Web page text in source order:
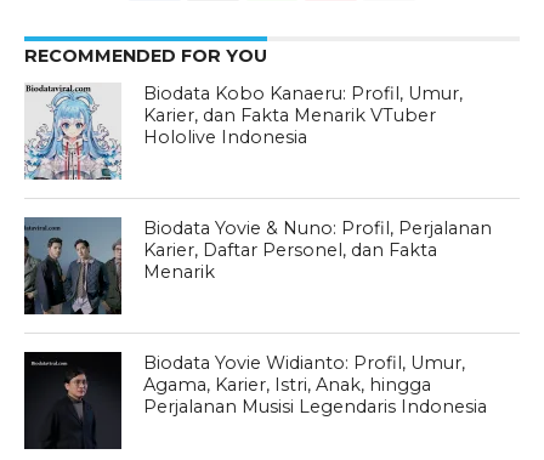
RECOMMENDED FOR YOU
Biodata Kobo Kanaeru: Profil, Umur,
Karier, dan Fakta Menarik VTuber
Hololive Indonesia
Biodata Yovie & Nuno: Profil, Perjalanan
Karier, Daftar Personel, dan Fakta
Menarik
Biodata Yovie Widianto: Profil, Umur,
Agama, Karier, Istri, Anak, hingga
Perjalanan Musisi Legendaris Indonesia